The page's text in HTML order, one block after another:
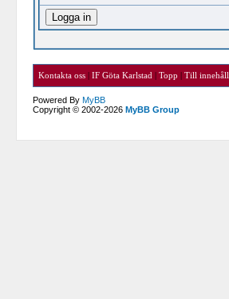
Kontakta oss |IF Göta Karlstad |Topp |Till innehåll
Powered ByMyBB
Copyright © 2002-2026MyBB Group